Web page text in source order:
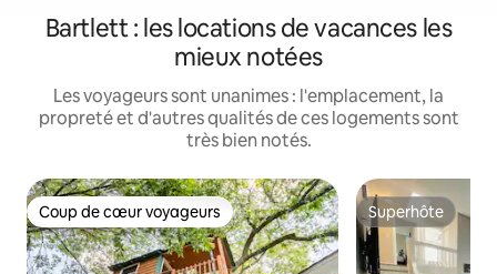
Bartlett : les locations de vacances les
mieux notées
Les voyageurs sont unanimes : l'emplacement, la
propreté et d'autres qualités de ces logements sont
très bien notés.
Coup de cœur voyageurs
Coup de cœur voyageurs Superhôte
Superhôte